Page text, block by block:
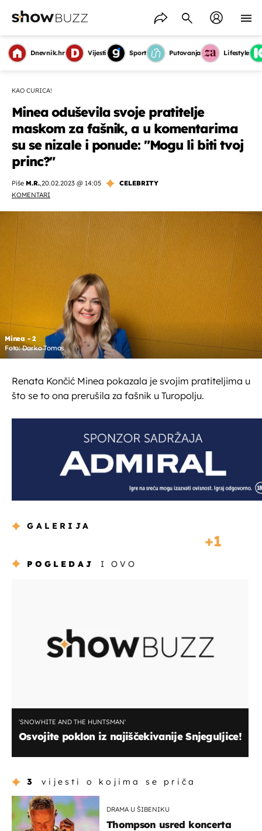
Dnevnik.hr Vijesti Sport Putovanja Lifestyle
KAO CURICA!
Minea oduševila svoje pratitelje
maskom za fašnik, a u komentarima
su se nizale i ponude: "Mogu li biti tvoj
princ?"
Piše M.R.,20.02.2023 @ 14:05
CELEBRITY
KOMENTARI
Minea - 2
Foto: Darko Tomas
Renata Končić Minea pokazala je svojim pratiteljima u
što se to ona prerušila za fašnik u Turopolju.
GALERIJA
1
POGLEDAJ I OVO
'SNOWHITE AND THE HUNTSMAN'
Osvojite poklon iz najiščekivanije Snjeguljice!
3 vijesti o kojima se priča
DRAMA U ŠIBENIKU
Thompson usred koncerta
OMOGUĆI OBAVIJESTI